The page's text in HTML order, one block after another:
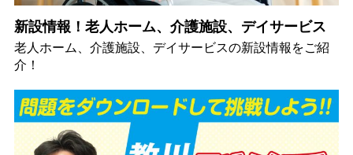
新設情報！老人ホーム、介護施設、デイサービス
老人ホーム、介護施設、デイサービスの新設情報をご紹
介！